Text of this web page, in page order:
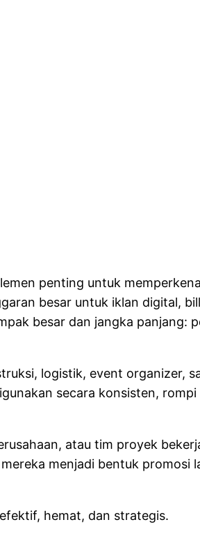
penting untuk
besar untuk iklan digital,
besar dan jangka panjang:
logistik, event organizer,
secara konsisten,
atau tim proyek
menjadi bentuk promosi
hemat, dan strategis.